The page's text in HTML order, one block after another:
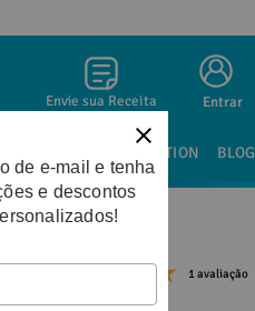
Envie sua Receita Entrar
NUTRITION BLOG
1 avaliação
de e-mail e tenha
e descontos